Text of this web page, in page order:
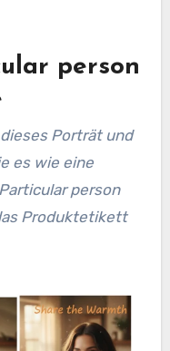
person
Porträt und
es wie eine
person
Produktetikett